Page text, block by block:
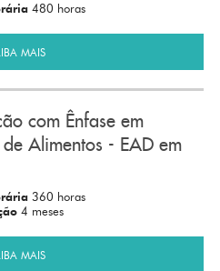
480 horas
MAIS
com Ênfase em
Alimentos - EAD em
360 horas
4 meses
MAIS